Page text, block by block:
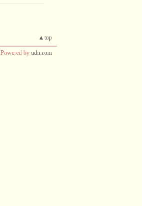
▲top
Powered by udn.com